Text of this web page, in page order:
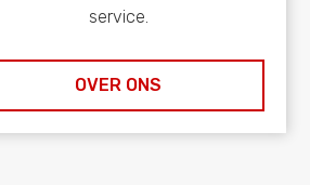
service.
OVER ONS